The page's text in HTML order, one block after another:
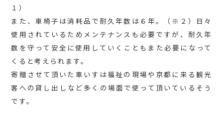
１）
また、車椅子は消耗品で耐久年数は６年。（※２）日々
使用されているためメンテナンスも必要ですが、耐久年
数を守って安全に使用していくこともまた必要になって
くると考えられます。
寄贈させて頂いた車いすは福祉の現場や京都に来る観光
客への貸し出しなど多くの場面で使って頂いているそう
です。